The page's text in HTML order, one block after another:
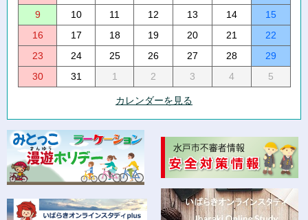
9
10 11 12 13 14
15
16
17 18 19 20 21
22
23
24 25 26 27 28
29
30
31 1 2 3 4 5
カレンダーを見る